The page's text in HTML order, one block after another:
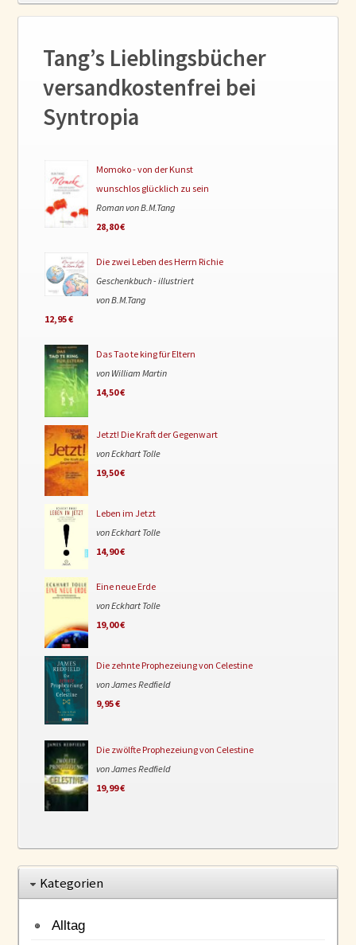
Tang’s Lieblingsbücher
versandkostenfrei bei
Syntropia
Momoko - von der Kunst
wunschlos glücklich zu sein
Roman von B.M.Tang
28,80 €
Die zwei Leben des Herrn Richie
Geschenkbuch - illustriert
von B.M.Tang
12,95 €
Das Tao te king für Eltern
von William Martin
14,50 €
Jetzt! Die Kraft der Gegenwart
von Eckhart Tolle
19,50 €
Leben im Jetzt
von Eckhart Tolle
14,90 €
Eine neue Erde
von Eckhart Tolle
19,00 €
Die zehnte Prophezeiung von Celestine
von James Redfield
9,95 €
Die zwölfte Prophezeiung von Celestine
von James Redfield
19,99 €
Kategorien
Alltag